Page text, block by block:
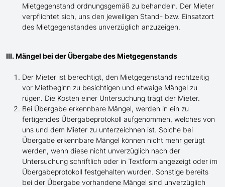
Mietgegenstand ordnungsgemäß zu behandeln. Der Mieter
verpflichtet sich, uns den jeweiligen Stand- bzw. Einsatzort
des Mietgegenstandes unverzüglich anzuzeigen.
III. Mängel bei der Übergabe des Mietgegenstands
Der Mieter ist berechtigt, den Mietgegenstand rechtzeitig
vor Mietbeginn zu besichtigen und etwaige Mängel zu
rügen. Die Kosten einer Untersuchung trägt der Mieter.
Bei Übergabe erkennbare Mängel, werden in ein zu
fertigendes Übergabeprotokoll aufgenommen, welches von
uns und dem Mieter zu unterzeichnen ist. Solche bei
Übergabe erkennbare Mängel können nicht mehr gerügt
werden, wenn diese nicht unverzüglich nach der
Untersuchung schriftlich oder in Textform angezeigt oder im
Übergabeprotokoll festgehalten wurden. Sonstige bereits
bei der Übergabe vorhandene Mängel sind unverzüglich